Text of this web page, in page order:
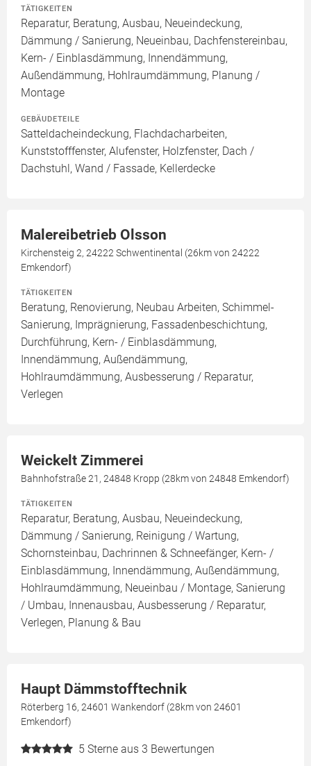
TÄTIGKEITEN
Reparatur, Beratung, Ausbau, Neueindeckung,
Dämmung / Sanierung, Neueinbau, Dachfenstereinbau,
Kern- / Einblasdämmung, Innendämmung,
Außendämmung, Hohlraumdämmung, Planung /
Montage
GEBÄUDETEILE
Satteldacheindeckung, Flachdacharbeiten,
Kunststofffenster, Alufenster, Holzfenster, Dach /
Dachstuhl, Wand / Fassade, Kellerdecke
Malereibetrieb Olsson
Kirchensteig 2, 24222 Schwentinental (26km von 24222
Emkendorf)
TÄTIGKEITEN
Beratung, Renovierung, Neubau Arbeiten, Schimmel-
Sanierung, Imprägnierung, Fassadenbeschichtung,
Durchführung, Kern- / Einblasdämmung,
Innendämmung, Außendämmung,
Hohlraumdämmung, Ausbesserung / Reparatur,
Verlegen
Weickelt Zimmerei
Bahnhofstraße 21, 24848 Kropp (28km von 24848 Emkendorf)
TÄTIGKEITEN
Reparatur, Beratung, Ausbau, Neueindeckung,
Dämmung / Sanierung, Reinigung / Wartung,
Schornsteinbau, Dachrinnen & Schneefänger, Kern- /
Einblasdämmung, Innendämmung, Außendämmung,
Hohlraumdämmung, Neueinbau / Montage, Sanierung
/ Umbau, Innenausbau, Ausbesserung / Reparatur,
Verlegen, Planung & Bau
Haupt Dämmstofftechnik
Röterberg 16, 24601 Wankendorf (28km von 24601
Emkendorf)
5 Sterne aus 3 Bewertungen